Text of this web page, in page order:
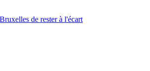
de rester à l'écart